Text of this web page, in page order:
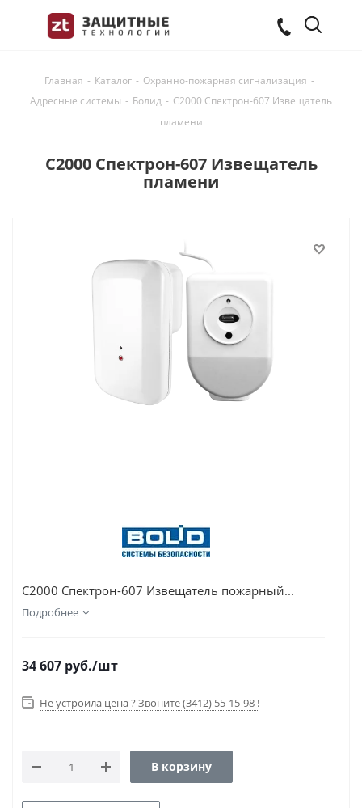
Главная - Каталог - Охранно-пожарная сигнализация -
Адресные системы - Болид - С2000 Спектрон-607 Извещатель
пламени
С2000 Спектрон-607 Извещатель
пламени
С2000 Спектрон-607 Извещатель пожарный...
Подробнее
34 607 руб./шт
Не устроила цена ? Звоните (3412) 55-15-98 !
В корзину